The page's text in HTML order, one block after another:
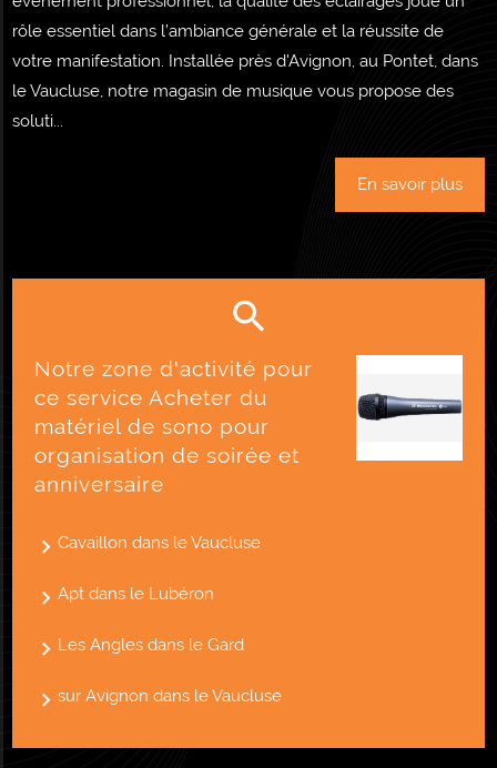
rôle essentiel dans l’ambiance générale et la réussite de
votre manifestation. Installée près d'Avignon, au Pontet, dans
le Vaucluse, notre magasin de musique vous propose des
soluti...
En savoir plus
Notre zone d'activité pour
ce service Acheter du
matériel de sono pour
organisation de soirée et
anniversaire
Cavaillon dans le Vaucluse
Apt dans le Lubéron
Les Angles dans le Gard
sur Avignon dans le Vaucluse